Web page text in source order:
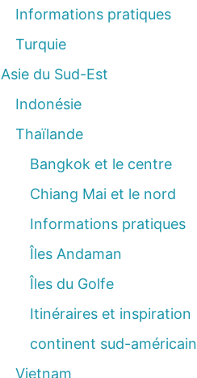
Informations pratiques
Turquie
Asie du Sud-Est
Indonésie
Thaïlande
Bangkok et le centre
Chiang Mai et le nord
Informations pratiques
Îles Andaman
Îles du Golfe
Itinéraires et inspiration
continent sud-américain
Vietnam